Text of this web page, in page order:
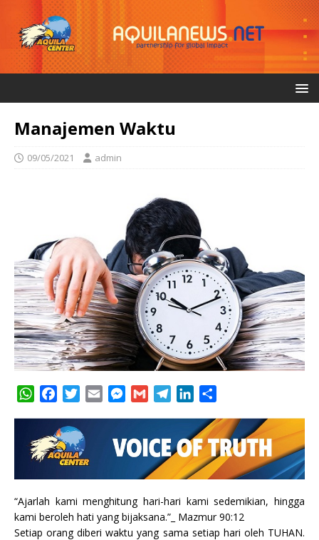
Manajemen Waktu
09/05/2021 admin
W
t
s
A
p
p
c
e
b
o
o
k
i
t
t
e
r
M
s
e
n
g
e
r
G
i
e
g
r
a
m
n
k
e
d
I
n
a
r
e
“Ajarlah kami menghitung hari-hari kami sedemikian, hingga
kami beroleh hati yang bijaksana.”_ Mazmur 90:12
Setiap orang diberi waktu yang sama setiap hari oleh TUHAN.